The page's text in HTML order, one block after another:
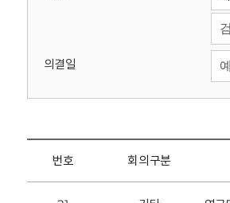
의결일
번호 회의구분